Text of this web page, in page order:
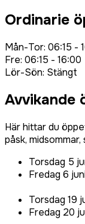
Ordinarie
Mån-Tor: 06:15 -
Fre: 06:15 - 16:00
Lör-Sön: Stängt
Avvikande
Här hittar du
påsk,
Torsdag 5
Fredag 6
Torsdag 19
Fredag 20